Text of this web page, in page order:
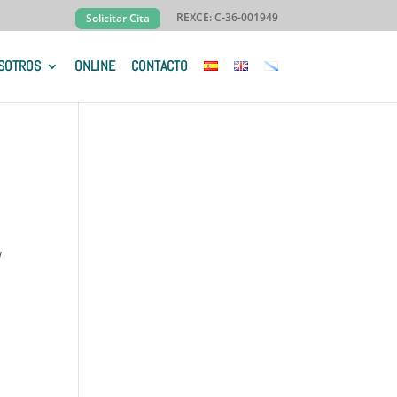
Solicitar Cita REXCE: C-36-001949
ONLINE CONTACTO